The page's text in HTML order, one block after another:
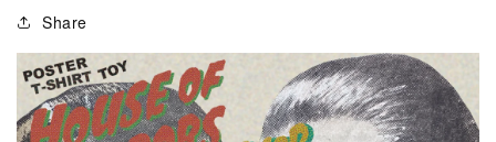
Share